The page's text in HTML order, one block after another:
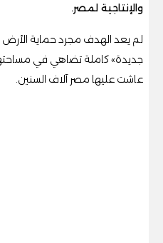
والإنتاجية لمصر.
لم يعد الهدف مجرد حماية الأرض
جديدة» كاملة تضاهي في مساحتها
عاشت عليها مصر آلاف السنين.